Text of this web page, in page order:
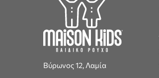
Βύρωνος 12, Λαμία